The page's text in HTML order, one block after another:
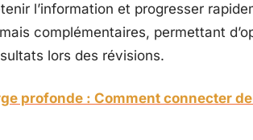
l’information et progresser
complémentaires, permettant
lors des révisions.
profonde : Comment connecter